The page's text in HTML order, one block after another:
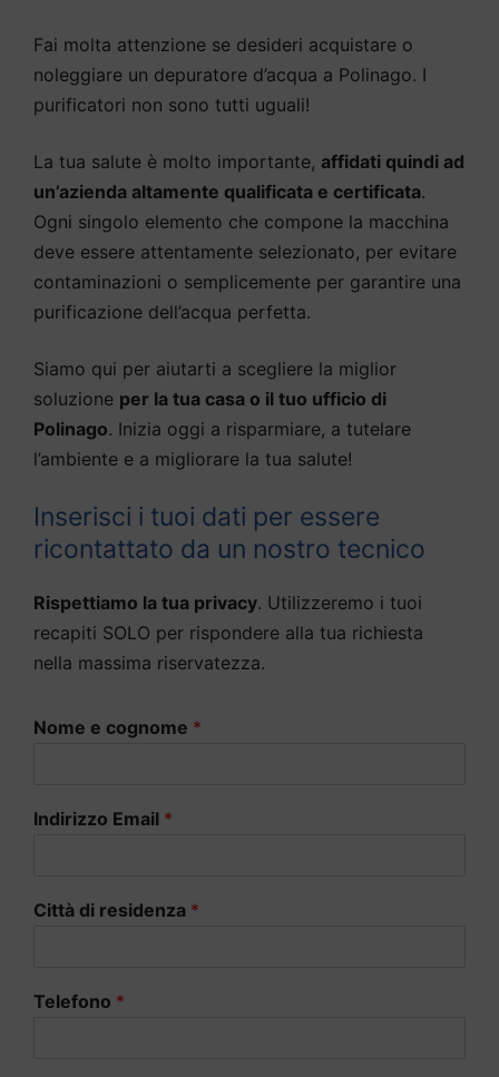
Fai molta attenzione se desideri acquistare o
noleggiare un depuratore d’acqua a Polinago. I
purificatori non sono tutti uguali!
La tua salute è molto importante, affidati quindi ad
un’azienda altamente qualificata e certificata.
Ogni singolo elemento che compone la macchina
deve essere attentamente selezionato, per evitare
contaminazioni o semplicemente per garantire una
purificazione dell’acqua perfetta.
Siamo qui per aiutarti a scegliere la miglior
soluzione per la tua casa o il tuo ufficio di
Polinago. Inizia oggi a risparmiare, a tutelare
l’ambiente e a migliorare la tua salute!
Inserisci i tuoi dati per essere
ricontattato da un nostro tecnico
Rispettiamo la tua privacy. Utilizzeremo i tuoi
recapiti SOLO per rispondere alla tua richiesta
nella massima riservatezza.
Nome e cognome *
Indirizzo Email *
Città di residenza *
Telefono *